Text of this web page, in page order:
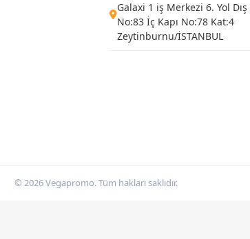
Galaxi 1 iş Merkezi 6. Yol Dış
No:83 İç Kapı No:78 Kat:4
Zeytinburnu/İSTANBUL
© 2026 Vegapromo. Tüm hakları saklıdır.